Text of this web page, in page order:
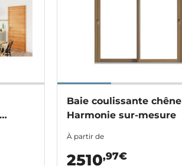
Baie coulissante chêne
Harmonie sur-mesure
À partir de
2510,97€